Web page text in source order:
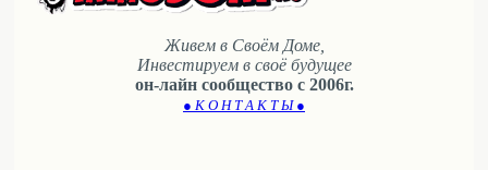
Живем в Своём Доме,
Инвестируем в своё будущее
он-лайн сообщество с 2006г.
● К О Н Т А К Т Ы ●